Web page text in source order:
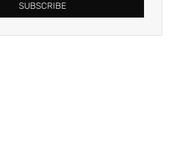
SUBSCRIBE